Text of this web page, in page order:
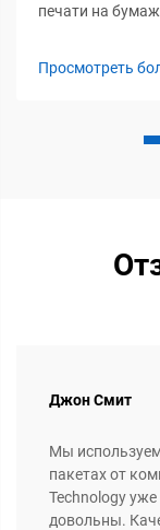
печати на
печать
Просмотреть
Джон Смит
Мы
пакетах от
Technology
довольны.